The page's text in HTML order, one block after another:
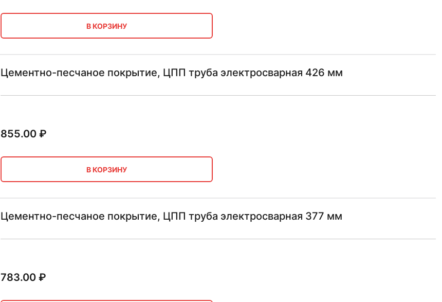
В КОРЗИНУ
Цементно-песчаное покрытие, ЦПП труба электросварная 426 мм
855.00₽
В КОРЗИНУ
Цементно-песчаное покрытие, ЦПП труба электросварная 377 мм
783.00₽